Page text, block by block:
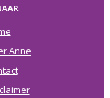
Anne